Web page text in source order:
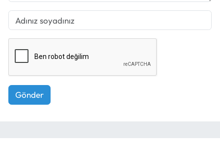
Gönder